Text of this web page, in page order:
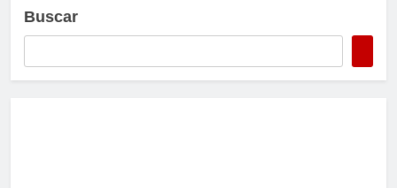
Buscar